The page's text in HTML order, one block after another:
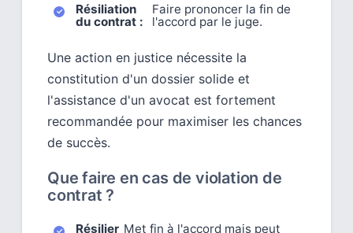
Résiliation
du contrat :
Faire prononcer la fin de
l'accord par le juge.
Une action en justice nécessite la
constitution d'un dossier solide et
l'assistance d'un avocat est fortement
recommandée pour maximiser les chances
de succès.
Que faire en cas de violation de
contrat ?
Résilier Met fin à l'accord mais peut